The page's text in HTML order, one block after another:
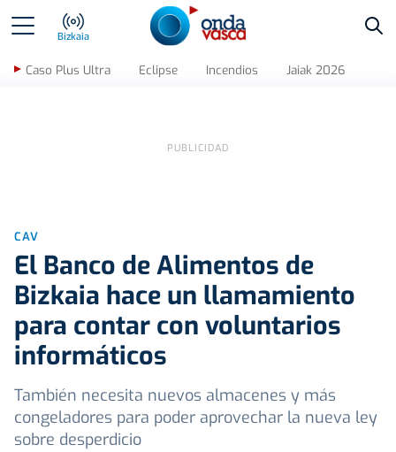
Bizkaia
Caso Plus Ultra Eclipse Incendios Jaiak 2026
CAV
El Banco de Alimentos de
Bizkaia hace un llamamiento
para contar con voluntarios
informáticos
También necesita nuevos almacenes y más
congeladores para poder aprovechar la nueva ley
sobre desperdicio